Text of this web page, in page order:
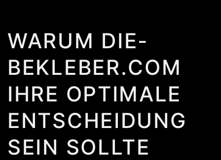
WARUM DIE-
BEKLEBER.COM
IHRE OPTIMALE
ENTSCHEIDUNG
SEIN SOLLTE